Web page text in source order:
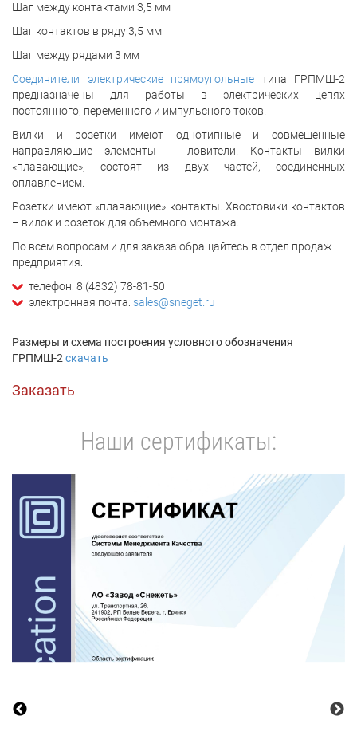
Шаг между контактами 3,5 мм
Шаг контактов в ряду 3,5 мм
Шаг между рядами 3 мм
Соединители электрические прямоугольные типа ГРПМШ-2
предназначены для работы в электрических цепях
постоянного, переменного и импульсного токов.
Вилки и розетки имеют однотипные и совмещенные
направляющие элементы – ловители. Контакты вилки
«плавающие», состоят из двух частей, соединенных
оплавлением.
Розетки имеют «плавающие» контакты. Хвостовики контактов
– вилок и розеток для объемного монтажа.
По всем вопросам и для заказа обращайтесь в отдел продаж
предприятия:
телефон: 8 (4832) 78-81-50
электронная почта: sales@sneget.ru
Размеры и схема построения условного обозначения
ГРПМШ-2 скачать
Заказать
Наши сертификаты: